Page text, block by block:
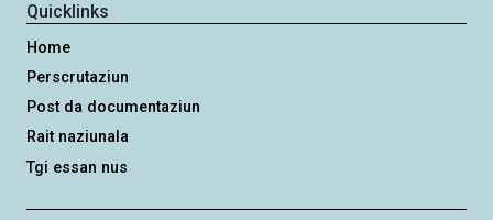
Quicklinks
Home
Perscrutaziun
Post da documentaziun
Rait naziunala
Tgi essan nus